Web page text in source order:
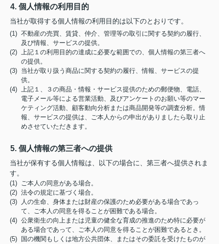
4. 個人情報の利用目的
当社が取得する個人情報の利用目的は以下のとおりです。
(1) 不動産の売買、賃貸、仲介、管理等の取引に関する契約の履行、
及び情報、サービスの提供。
(2) 上記１の利用目的の達成に必要な範囲での、個人情報の第三者へ
の提供。
(3) 当社が取り扱う商品に関する契約の履行、情報、サービスの提
供。
(4) 上記１、３の商品・情報・サービス提供のための郵便物、電話、
電子メール等による営業活動、及びアンケートのお願い等のマー
ケティング活動、顧客動向分析または商品開発等の調査分析。情
報、サービスの提供は、ご本人からの申出がありましたら取り止
めさせていただきます。
5. 個人情報の第三者への提供
当社が保有する個人情報は、以下の場合に、第三者へ提供されま
す。
(1) ご本人の同意がある場合。
(2) 法令の規定に基づく場合。
(3) 人の生命、身体または財産の保護のため必要がある場合であっ
て、ご本人の同意を得ることが困難である場合。
(4) 公衆衛生の向上または児童の健全な育成の推進のため特に必要が
ある場合であって、ご本人の同意を得ることが困難であるとき。
(5) 国の機関もしくは地方公共団体、またはその委託を受けたものが